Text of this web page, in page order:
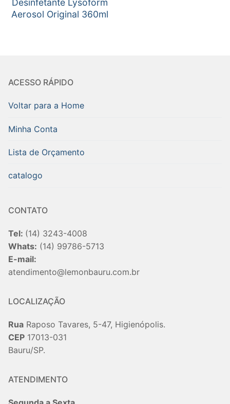
Desinfetante Lysoform
Aerosol Original 360ml
ACESSO RÁPIDO
Voltar para a Home
Minha Conta
Lista de Orçamento
catalogo
CONTATO
Tel: (14) 3243-4008
Whats: (14) 99786-5713
E-mail:
atendimento@lemonbauru.com.br
LOCALIZAÇÃO
Rua Raposo Tavares, 5-47, Higienópolis.
CEP 17013-031
Bauru/SP.
ATENDIMENTO